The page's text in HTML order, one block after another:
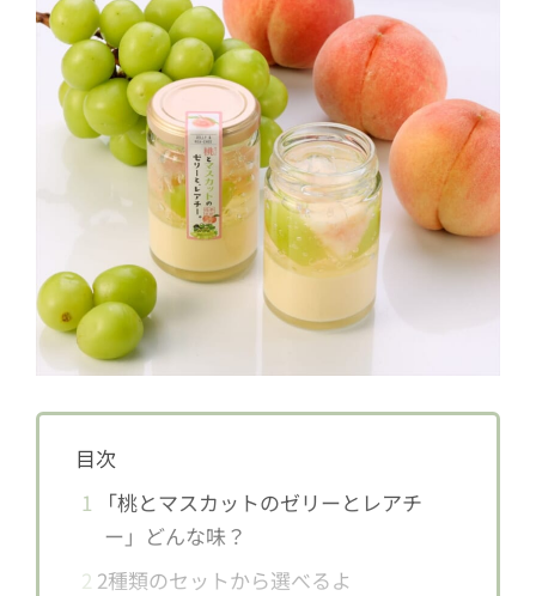
目次
1 「桃とマスカットのゼリーとレアチ
ー」どんな味？
2 2種類のセットから選べるよ